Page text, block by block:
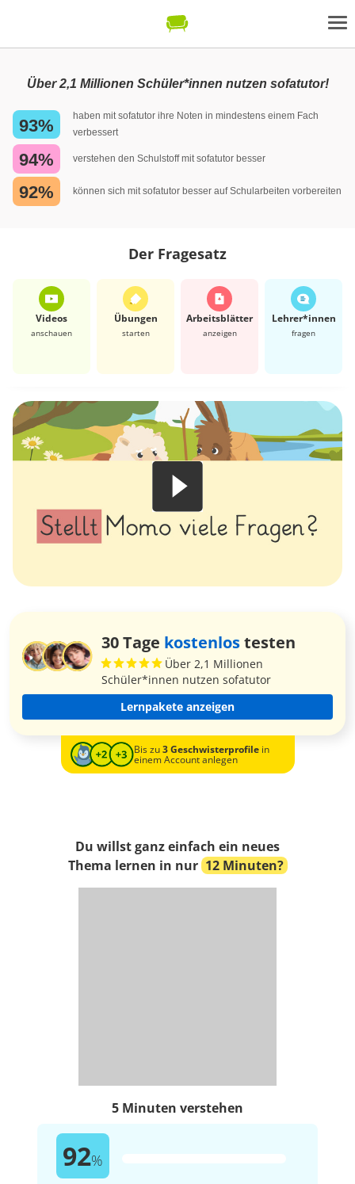
Über 2,1 Millionen Schüler*innen nutzen sofatutor!
93%
haben mit sofatutor ihre Noten in mindestens einem Fach
verbessert
94% verstehen den Schulstoff mit sofatutor besser
92% können sich mit sofatutor besser auf Schularbeiten vorbereiten
Der Fragesatz
Videos
anschauen
Übungen
starten
Arbeits­blätter
anzeigen
Lehrer*​innen
fragen
30 Tage kostenlostesten
Über 2,1 Millionen
Schüler*innen nutzen sofatutor
Lernpakete anzeigen
Bis zu3 Geschwisterprofilein
einem Account anlegen
Du willst ganz einfach ein neues
Thema lernen in nur 12 Minuten?
5 Minuten verstehen
92%